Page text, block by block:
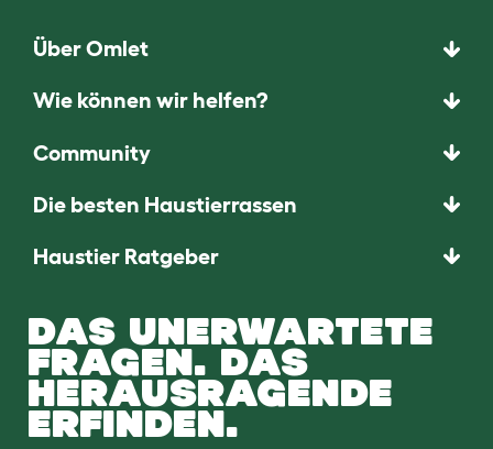
Über Omlet
Wie können wir helfen?
Community
Die besten Haustierrassen
Haustier Ratgeber
DAS UNERWARTETE
FRAGEN. DAS
HERAUSRAGENDE
ERFINDEN.